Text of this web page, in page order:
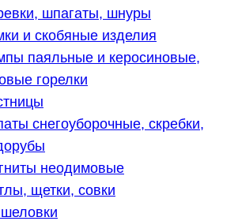
шпагаты, шнуры
и скобяные изделия
паяльные и керосиновые,
горелки
снегоуборочные, скребки,
неодимовые
щетки, совки